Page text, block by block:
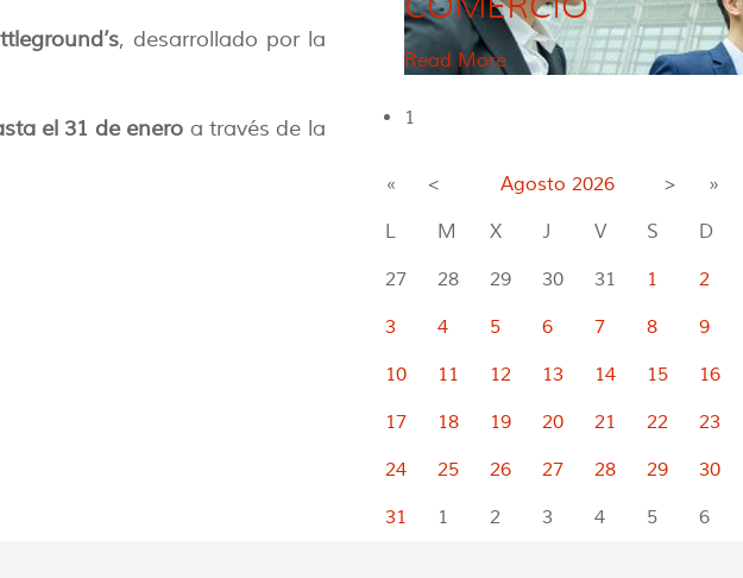
, desarrollado por la
el 31 de enero a través de la
Read More
1
« < Agosto 2026 >
»
L
M X J V S
D
27
28 29 30 31 1
2
3
4 5 6 7 8
9
10
11 12 13 14 15
16
17
18 19 20 21 22
23
24
25 26 27 28 29
30
31
1 2 3 4 5 6